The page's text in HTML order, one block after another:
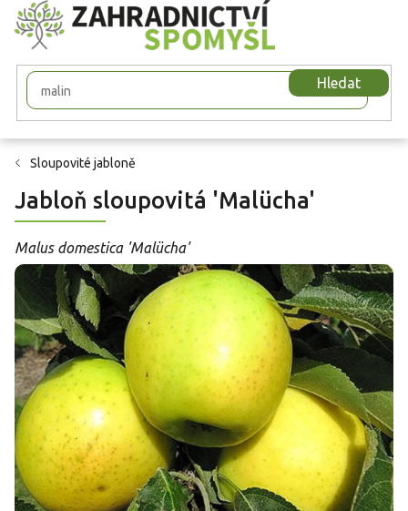
Přejít
na
obsah
Hledat
Sloupovité jabloně
Jabloň sloupovitá 'Malücha'
Malus domestica 'Malücha'